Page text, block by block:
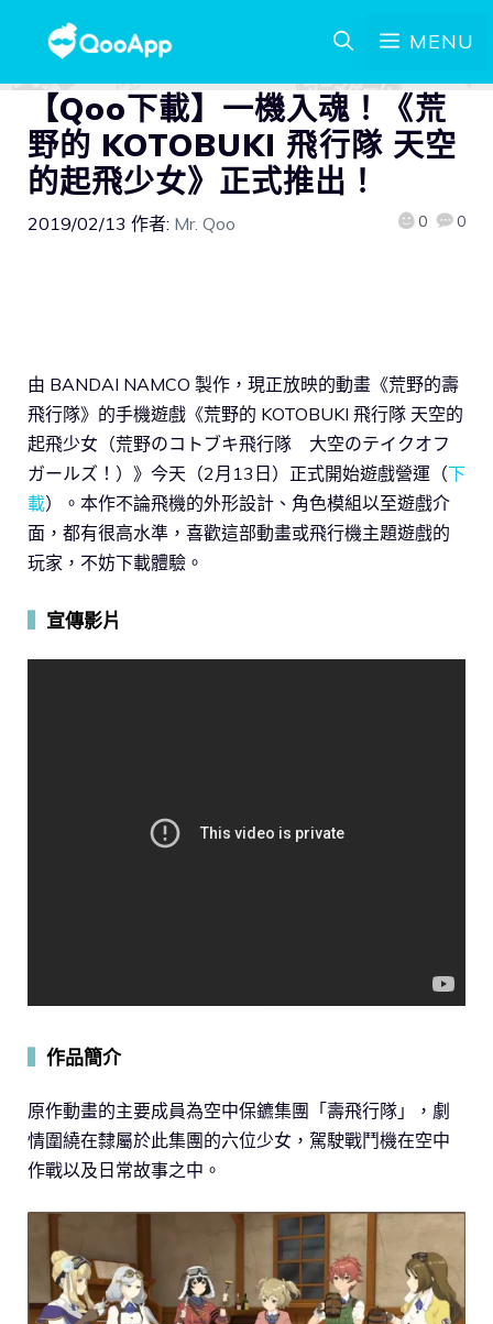
MENU
【Qoo下載】一機入魂！《荒
野的 KOTOBUKI 飛行隊 天空
的起飛少女》正式推出！
2019/02/13 作者: Mr. Qoo 0 0
由 BANDAI NAMCO 製作，現正放映的動畫《荒野的壽
飛行隊》的手機遊戲《荒野的 KOTOBUKI 飛行隊 天空的
起飛少女（荒野のコトブキ飛行隊 大空のテイクオフ
ガールズ！）》今天（2月13日）正式開始遊戲營運（下
載）。本作不論飛機的外形設計、角色模組以至遊戲介
面，都有很高水準，喜歡這部動畫或飛行機主題遊戲的
玩家，不妨下載體驗。
宣傳影片
作品簡介
原作動畫的主要成員為空中保鑣集團「壽飛行隊」，劇
情圍繞在隸屬於此集團的六位少女，駕駛戰鬥機在空中
作戰以及日常故事之中。